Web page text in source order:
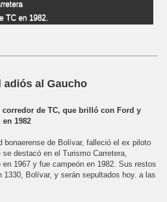
TC en 1982.
adiós al Gaucho
de TC, que brilló con Ford y
1982
bonaerense de Bolívar, falleció el ex piloto
destacó en el Turismo Carretera,
1967 y fue campeón en 1982. Sus restos
1330, Bolívar, y serán sepultados hoy. a las
DE GENERACIÓN EN